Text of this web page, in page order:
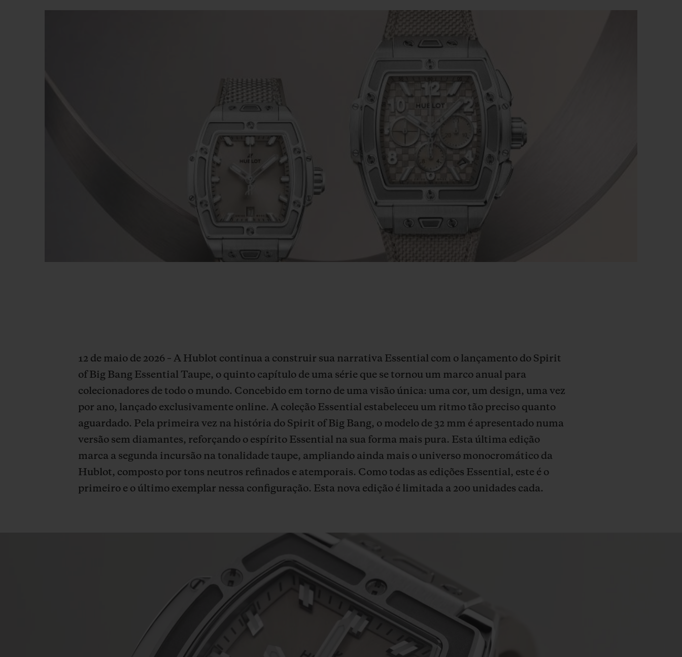
12 de maio de 2026 – A Hublot continua a construir sua narrativa Essential com o lançamento do Spirit
of Big Bang Essential Taupe, o quinto capítulo de uma série que se tornou um marco anual para
colecionadores de todo o mundo. Concebido em torno de uma visão única: uma cor, um design, uma vez
por ano, lançado exclusivamente online. A coleção Essential estabeleceu um ritmo tão preciso quanto
aguardado. Pela primeira vez na história do Spirit of Big Bang, o modelo de 32 mm é apresentado numa
versão sem diamantes, reforçando o espírito Essential na sua forma mais pura. Esta última edição
marca a segunda incursão na tonalidade taupe, ampliando ainda mais o universo monocromático da
Hublot, composto por tons neutros refinados e atemporais. Como todas as edições Essential, este é o
primeiro e o último exemplar nessa configuração. Esta nova edição é limitada a 200 unidades cada.
SPIRIT OF BIG BANG
ESSENTIAL TAUPE
HUBLOTISTA E
ENTREGA PROGRAMADA
ENTREGA E DEVOLUÇÕES
DE CORTESIA
PAGAMENTO SEGURO
CONTATO ENCONTRAR UMA BOUTIQUE